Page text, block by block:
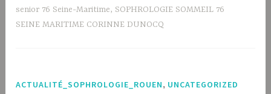
senior 76 Seine-Maritime, SOPHROLOGIE SOMMEIL 76
SEINE MARITIME CORINNE DUNOCQ
ACTUALITÉ_SOPHROLOGIE_ROUEN, UNCATEGORIZED